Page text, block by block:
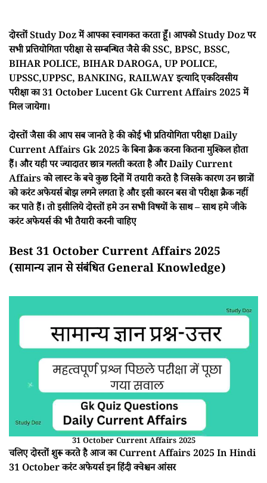
दोस्तों Study Doz में आपका स्वागकत करता हूँ। आपको Study Doz पर
सभी प्रत्तियोगिता परीक्षा से सम्बन्धित जैसे की SSC, BPSC, BSSC,
BIHAR POLICE, BIHAR DAROGA, UP POLICE,
UPSSC,UPPSC, BANKING, RAILWAY इत्यादि एकदिवसीय
परीक्षा का 31 October Lucent Gk Current Affairs 2025 में
मिल जायेगा।
दोस्तों जैसा की आप सब जानते हे की कोई भी प्रतियोगिता परीक्षा Daily
Current Affairs Gk 2025 के बिना क्रैक करना कितना मुश्किल होता
हैं। और यही पर ज्यादातर छात्र गलती करता है और Daily Current
Affairs को लास्ट के बचे कुछ दिनों में तयारी करते है जिसके कारण उन छात्रों
को करंट अफेयर्स बोझ लगने लगता हे और इसी कारन बस वो परीक्षा क्रैक नहीं
कर पाते हैं। तो इसीलिये दोस्तों हमे उन सभी विषयों के साथ – साथ हमे जीके
करंट अफेयर्स की भी तैयारी करनी चाहिए
Best 31 October Current Affairs 2025
(सामान्य ज्ञान से संबंधित General Knowledge)
31 October Current Affairs 2025
चलिए दोस्तों शुरू करते है आज का Current Affairs 2025 In Hindi
31 October करंट अफेयर्स इन हिंदी क्वेश्चन आंसर